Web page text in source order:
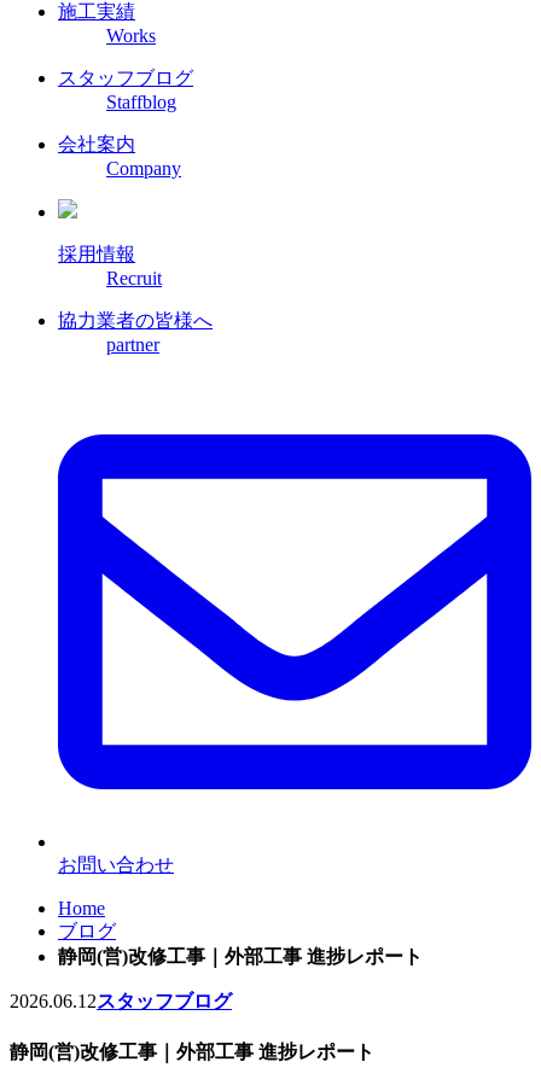
施工実績
Works
スタッフブログ
Staffblog
会社案内
Company
採用情報
Recruit
協力業者の皆様へ
partner
お問い合わせ
Home
ブログ
静岡(営)改修工事｜外部工事 進捗レポート
2026.06.12スタッフブログ
静岡(営)改修工事｜外部工事 進捗レポート